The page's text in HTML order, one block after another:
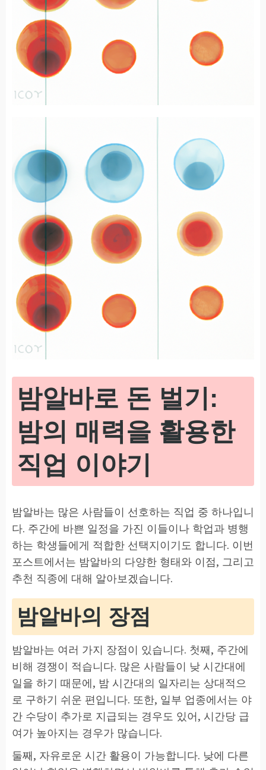
밤알바로 돈 벌기:
밤의 매력을 활용한
직업 이야기
밤알바는 많은 사람들이 선호하는 직업 중 하나입니
다. 주간에 바쁜 일정을 가진 이들이나 학업과 병행
하는 학생들에게 적합한 선택지이기도 합니다. 이번
포스트에서는 밤알바의 다양한 형태와 이점, 그리고
추천 직종에 대해 알아보겠습니다.
밤알바의 장점
밤알바는 여러 가지 장점이 있습니다. 첫째, 주간에
비해 경쟁이 적습니다. 많은 사람들이 낮 시간대에
일을 하기 때문에, 밤 시간대의 일자리는 상대적으
로 구하기 쉬운 편입니다. 또한, 일부 업종에서는 야
간 수당이 추가로 지급되는 경우도 있어, 시간당 급
여가 높아지는 경우가 많습니다.
둘째, 자유로운 시간 활용이 가능합니다. 낮에 다른